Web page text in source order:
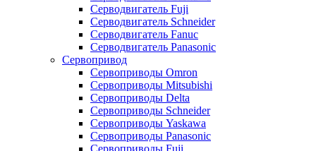
Серводвигатель Fuji
Серводвигатель Schneider
Серводвигатель Fanuc
Серводвигатель Panasonic
Сервопривод
Сервоприводы Omron
Сервоприводы Mitsubishi
Сервоприводы Delta
Сервоприводы Schneider
Сервоприводы Yaskawa
Сервоприводы Panasonic
Сервоприводы Fuji